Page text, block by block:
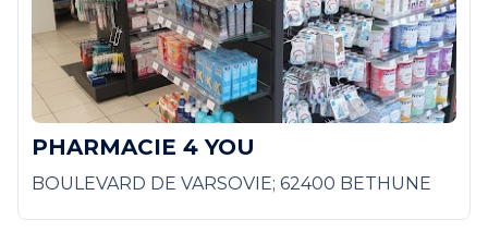
PHARMACIE 4 YOU
BOULEVARD DE VARSOVIE; 62400 BETHUNE